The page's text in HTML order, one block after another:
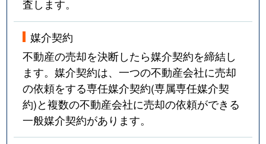
査します。
媒介契約
不動産の売却を決断したら媒介契約を締結し
ます。媒介契約は、一つの不動産会社に売却
の依頼をする専任媒介契約(専属専任媒介契
約)と複数の不動産会社に売却の依頼ができる
一般媒介契約があります。